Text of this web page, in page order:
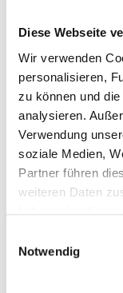
Diese Webseite
Wir verwenden
personalisieren,
zu können und
analysieren.
Verwendung
soziale Medien,
Partner führen
weiteren Daten
haben oder die
Notwendig
Produktdetails